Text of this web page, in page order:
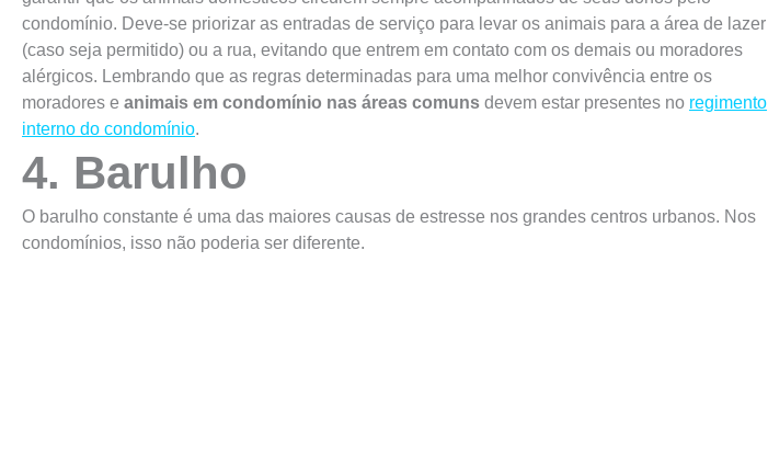
condomínio. Deve-se priorizar as entradas de serviço para levar os animais para a área de lazer
(caso seja permitido) ou a rua, evitando que entrem em contato com os demais ou moradores
alérgicos. Lembrando que as regras determinadas para uma melhor convivência entre os
moradores e animais em condomínio nas áreas comuns devem estar presentes no regimento
interno do condomínio.
4. Barulho
O barulho constante é uma das maiores causas de estresse nos grandes centros urbanos. Nos
condomínios, isso não poderia ser diferente.